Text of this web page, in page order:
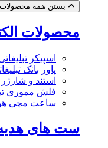
بستن همه محصولات
محصولات
اسپیکر
پاور بانک
استند و
فلش مموری
ساعت مچی
ست های